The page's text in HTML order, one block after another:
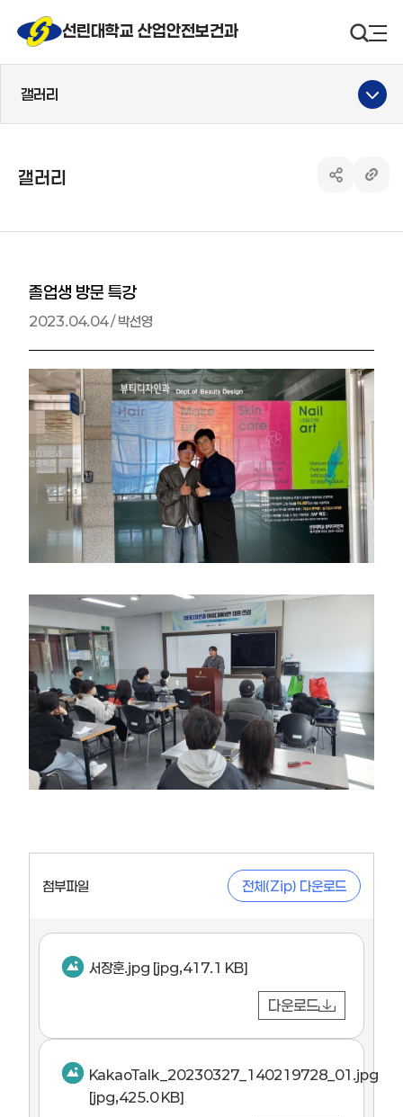
선린대 로고선린대학교 산업안전보건과 검색사
갤러리
갤러리 공유하기
링크
졸업생 방문 특강
2023.04.04 / 박선영
첨부파일 전체(Zip) 다운로드
서장훈.jpg [jpg,417.1 KB]
다운로드
KakaoTalk_20230327_140219728_01.jpg
[jpg,425.0 KB]